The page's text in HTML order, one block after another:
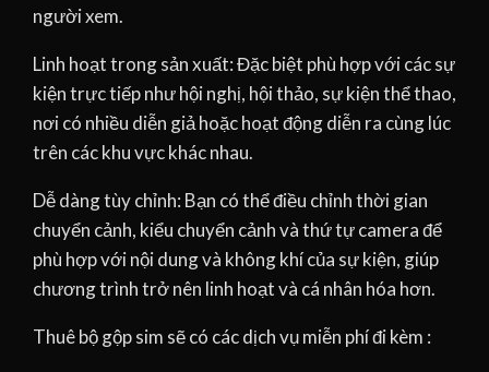
người xem.
Linh hoạt trong sản xuất: Đặc biệt phù hợp với các sự
kiện trực tiếp như hội nghị, hội thảo, sự kiện thể thao,
nơi có nhiều diễn giả hoặc hoạt động diễn ra cùng lúc
trên các khu vực khác nhau.
Dễ dàng tùy chỉnh: Bạn có thể điều chỉnh thời gian
chuyển cảnh, kiểu chuyển cảnh và thứ tự camera để
phù hợp với nội dung và không khí của sự kiện, giúp
chương trình trở nên linh hoạt và cá nhân hóa hơn.
Thuê bộ gộp sim sẽ có các dịch vụ miễn phí đi kèm :